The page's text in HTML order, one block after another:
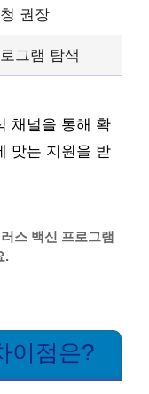
권장
그램 탐색
채널을 통해 확
맞는 지원을 받
스 백신 프로그램
.
이점은?